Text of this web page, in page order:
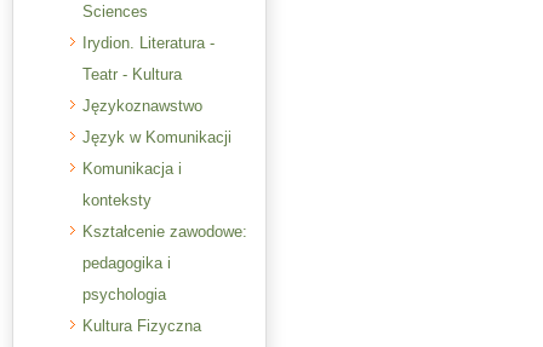
Sciences
Irydion. Literatura -
Teatr - Kultura
Językoznawstwo
Język w Komunikacji
Komunikacja i
konteksty
Kształcenie zawodowe:
pedagogika i
psychologia
Kultura Fizyczna